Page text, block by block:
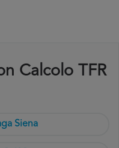
Calcolo TFR
Siena